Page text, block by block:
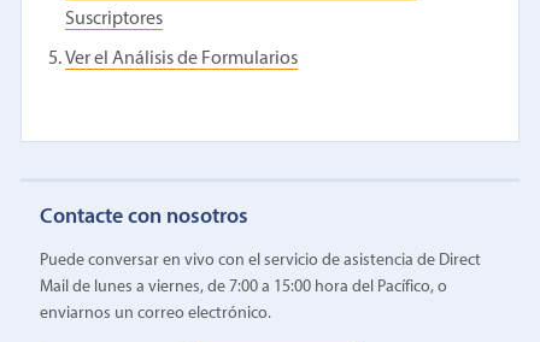
Suscriptores
Ver el Análisis de Formularios
Contacte con nosotros
Puede conversar en vivo con el servicio de asistencia de Direct
Mail de lunes a viernes, de 7:00 a 15:00 hora del Pacífico, o
enviarnos un correo electrónico.